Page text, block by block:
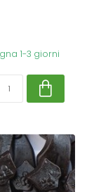
1-3 giorni